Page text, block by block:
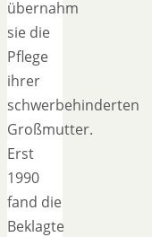
übernahm
sie die
Pflege
ihrer
schwerbehinderten
Großmutter.
Erst
1990
fand die
Beklagte